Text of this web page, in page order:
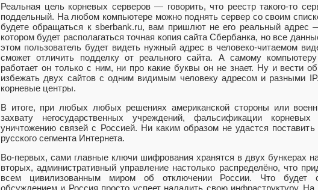
Реальная цель корневых серверов — говорить, что реестр такого-то
поддельный. На любом компьютере можно поднять сервер со своим
будете обращаться к sberbank.ru, вам пришлют не его реальный
котором будет располагаться точная копия сайта Сбербанка, но все
этом пользователь будет видеть нужный адрес в человеко-читаемом
сможет отличить подделку от реального сайта. А самому
работает он только с ним, ни про какие буквы он не знает. Ну и вести
избежать двух сайтов с одним видимым человеку адресом и разными
корневые центры.
В итоге, при любых любых решениях американской стороны или
захвату негосударственных учреждений, фальсификации
уничтожению связей с Россией. Ни каким образом не удастся поставить
русского сегмента Интернета.
Во-первых, сами главные ключи шифрования хранятся в двух бункерах
вторых, административный управление настолько распределёно, что
всем цивилизованным миром об отключении России. Что будет